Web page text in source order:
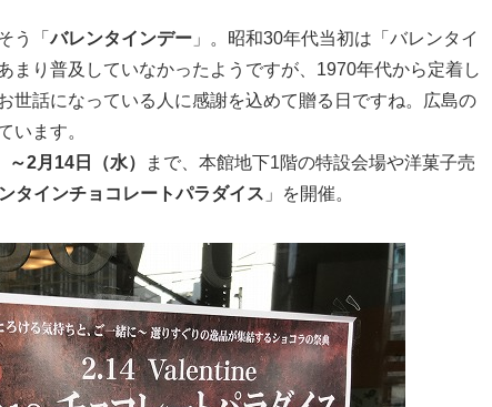
う「バレンタインデー 」。昭和30年代当初は「バレンタイ
まり普及していなかったようですが、1970年代から定着し
世話になっている人に感謝を込めて贈る日ですね。広島の
います。
2月14日（水）
まで、本館地下1階の特設会場や洋菓子売
タインチョコレートパラダイス 」を開催。